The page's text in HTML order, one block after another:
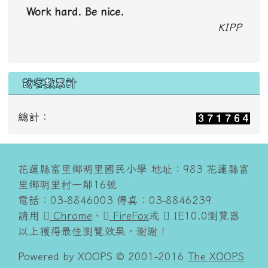
Work hard. Be nice.
KIPP
訪客數累計
總計：
花蓮縣富里鄉明里國民小學 地址：983 花蓮縣富
里鄉明里村一鄰16號
電話：03-8846003 傳真：03-8846239
請用
Chrome 、 FireFox或
IE10.0瀏覽器
以上獲得最佳瀏覽效果，謝謝！
Powered by XOOPS © 2001-2016 The XOOPS